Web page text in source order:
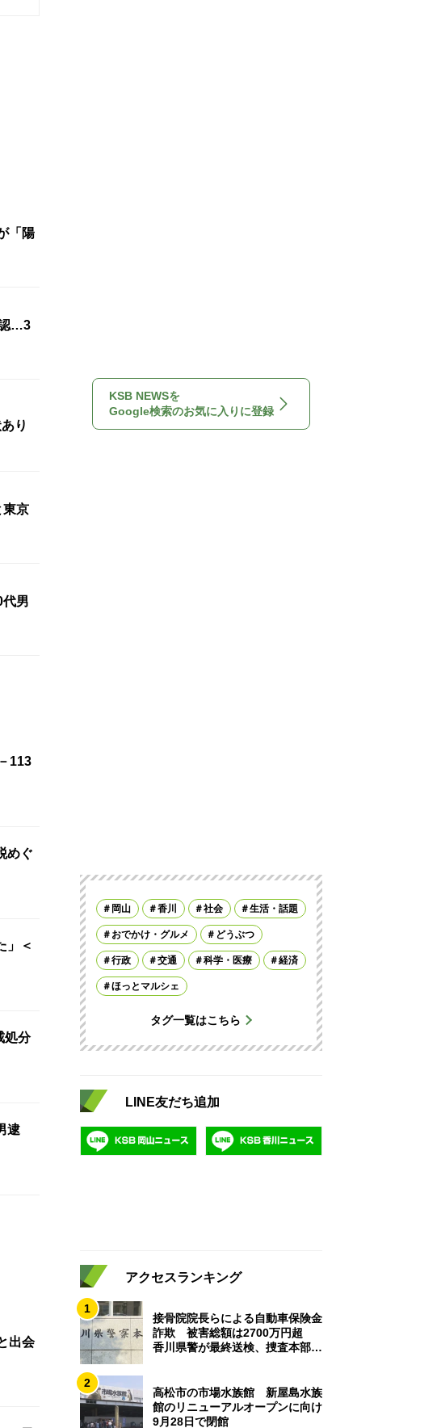
「陽
認…3
り
東京
男
113
めぐ
」＜
処分
逮
出会
KSB NEWSを
Google検索のお気に入りに登録
岡山 香川 社会 生活・話題
おでかけ・グルメ どうぶつ
行政 交通 科学・医療 経済
ほっとマルシェ
タグ一覧はこちら
LINE友だち追加
アクセスランキング
1
接骨院院長らによる自動車保険金
詐欺 被害総額は2700万円超
香川県警が最終送検、捜査本部解
2
高松市の市場水族館 新屋島水族
館のリニューアルオープンに向け
9月28日で閉館